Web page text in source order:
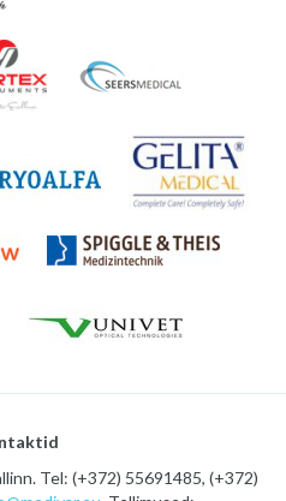
Tel: (+372) 55691485, (+372)